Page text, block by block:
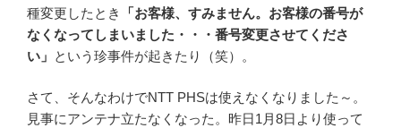
種変更したとき
「お客様、すみません。お客様の番号が
なくなってしまいました・・・番号変更させてくださ
い」 という珍事件が起きたり（笑）。
さて、そんなわけでNTT PHSは使えなくなりました～。
見事にアンテナ立たなくなった。昨日1月8日より使って